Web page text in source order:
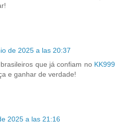
de 2025 a las 20:37
que já confiam no KK999
e ganhar de verdade!
2025 a las 21:16